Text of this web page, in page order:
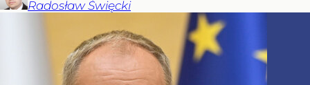
Radosław Święcki